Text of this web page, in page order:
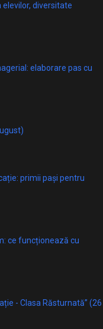
elevilor, diversitate
elaborare pas cu
primii pași pentru
ce funcționează cu
- Clasa Răsturnată” (26